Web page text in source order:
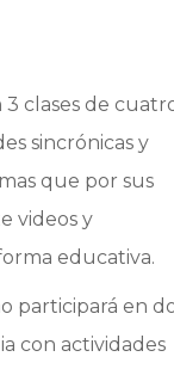
3 clases de
sincrónicas y
que por sus
videos y
educativa.
participará en
con actividades